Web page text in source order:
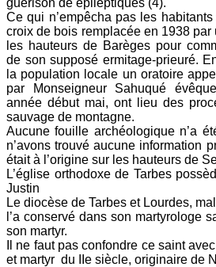
Ce qui n’empêcha pas les
croix de bois remplacée en 1938 par
les hauteurs de Barèges pour
de son supposé ermitage-prieuré.
la population locale un oratoire
par Monseigneur Sahuqué
année début mai, ont lieu des
sauvage de montagne.
Aucune fouille archéologique n’a
n’avons trouvé aucune information
était à l’origine sur les hauteurs de
L’église orthodoxe de Tarbes
Justin
Le diocèse de Tarbes et Lourdes,
l’a conservé dans son martyrologe
son martyr.
Il ne faut pas confondre ce saint
et martyr du IIe siècle, originaire de